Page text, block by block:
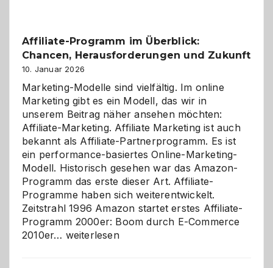
Affiliate-Programm im Überblick:
Chancen, Herausforderungen und Zukunft
10. Januar 2026
Marketing-Modelle sind vielfältig. Im online
Marketing gibt es ein Modell, das wir in
unserem Beitrag näher ansehen möchten:
Affiliate-Marketing. Affiliate Marketing ist auch
bekannt als Affiliate-Partnerprogramm. Es ist
ein performance-basiertes Online-Marketing-
Modell. Historisch gesehen war das Amazon-
Programm das erste dieser Art. Affiliate-
Programme haben sich weiterentwickelt.
Zeitstrahl 1996 Amazon startet erstes Affiliate-
Programm 2000er: Boom durch E-Commerce
2010er… Affiliate-
weiterlesen